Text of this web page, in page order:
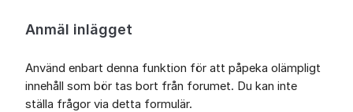
Anmäl inlägget
Använd enbart denna funktion för att påpeka olämpligt
innehåll som bör tas bort från forumet. Du kan inte
ställa frågor via detta formulär.